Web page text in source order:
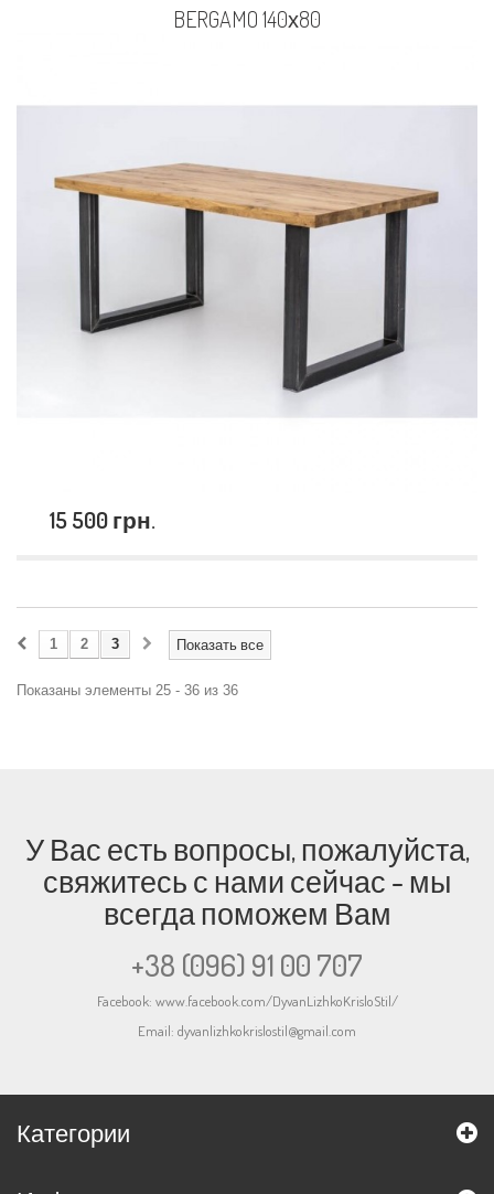
BERGAMO 140х80
15 500 грн.
Показать все
1 2 3
Показаны элементы 25 - 36 из 36
У Вас есть вопросы, пожалуйста,
свяжитесь с нами сейчас - мы
всегда поможем Вам
+38 (096) 91 00 707
Facebook: www.facebook.com/DyvanLizhkoKrisloStil/
Email: dyvanlizhkokrislostil@gmail.com
Категории